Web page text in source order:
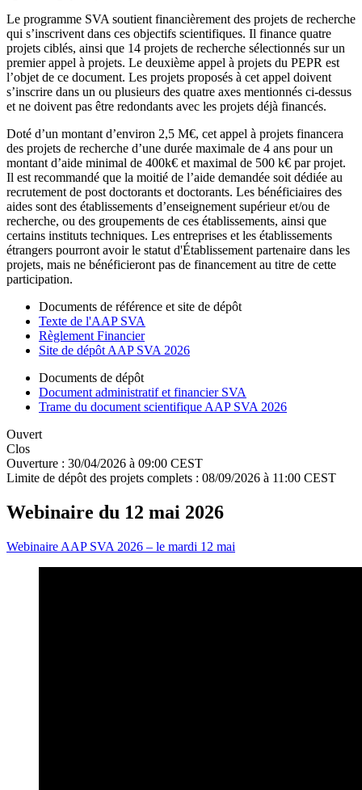
Le programme SVA soutient financièrement des projets de recherche
qui s’inscrivent dans ces objectifs scientifiques. Il finance quatre
projets ciblés, ainsi que 14 projets de recherche sélectionnés sur un
premier appel à projets. Le deuxième appel à projets du PEPR est
l’objet de ce document. Les projets proposés à cet appel doivent
s’inscrire dans un ou plusieurs des quatre axes mentionnés ci-dessus
et ne doivent pas être redondants avec les projets déjà financés.
Doté d’un montant d’environ 2,5 M€, cet appel à projets financera
des projets de recherche d’une durée maximale de 4 ans pour un
montant d’aide minimal de 400k€ et maximal de 500 k€ par projet.
Il est recommandé que la moitié de l’aide demandée soit dédiée au
recrutement de post doctorants et doctorants. Les bénéficiaires des
aides sont des établissements d’enseignement supérieur et/ou de
recherche, ou des groupements de ces établissements, ainsi que
certains instituts techniques. Les entreprises et les établissements
étrangers pourront avoir le statut d'Établissement partenaire dans les
projets, mais ne bénéficieront pas de financement au titre de cette
participation.
Documents de référence et site de dépôt
Texte de l'AAP SVA
Règlement Financier
Site de dépôt AAP SVA 2026
Documents de dépôt
Document administratif et financier SVA
Trame du document scientifique AAP SVA 2026
Ouvert
Clos
Ouverture : 30/04/2026 à 09:00 CEST
Limite de dépôt des projets complets : 08/09/2026 à 11:00 CEST
Webinaire du 12 mai 2026
Webinaire AAP SVA 2026 – le mardi 12 mai